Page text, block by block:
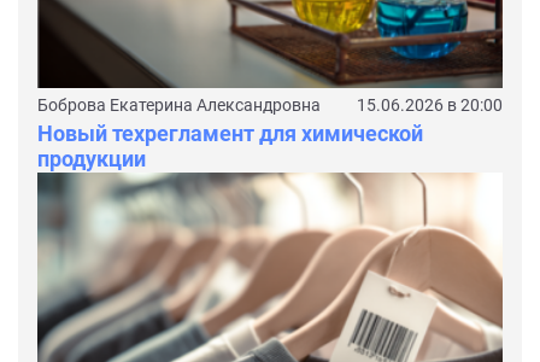
Боброва Екатерина Александровна 15.06.2026 в 20:00
Новый техрегламент для химической
продукции